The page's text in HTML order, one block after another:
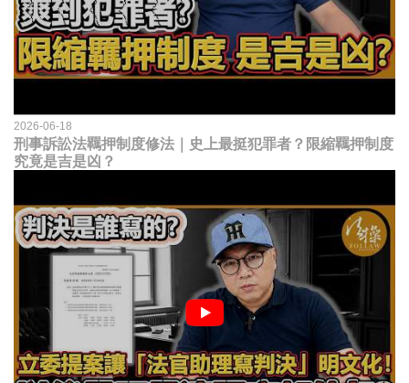
2026-06-18
刑事訴訟法羈押制度修法｜史上最挺犯罪者？限縮羈押制度
究竟是吉是凶？